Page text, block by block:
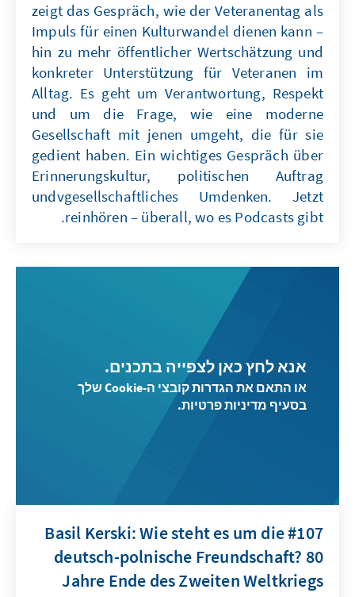
zeigt das Gespräch, wie der Veteranentag als
Impuls für einen Kulturwandel dienen kann –
hin zu mehr öffentlicher Wertschätzung und
konkreter Unterstützung für Veteranen im
Alltag. Es geht um Verantwortung, Respekt
und um die Frage, wie eine moderne
Gesellschaft mit jenen umgeht, die für sie
gedient haben. Ein wichtiges Gespräch über
Erinnerungskultur, politischen Auftrag
undvgesellschaftliches Umdenken. Jetzt
reinhören – überall, wo es Podcasts gibt.
אנא לחץ כאן לצפייה בתכנים.
או התאם את הגדרות קובצי ה-Cookie שלך
בסעיף מדיניות פרטיות.
#107 Basil Kerski: Wie steht es um die
deutsch-polnische Freundschaft? 80
Jahre Ende des Zweiten Weltkriegs